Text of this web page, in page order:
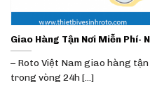
Giao Hàng Tận Nơi Miễn Phí-
– Roto Việt Nam giao hàng
trong vòng 24h [...]